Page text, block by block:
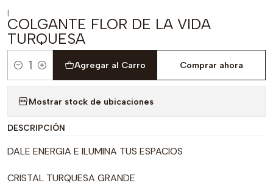
|
COLGANTE FLOR DE LA VIDA
TURQUESA
Cantidad
Agregar al Carro Comprar ahora
Mostrar stock de ubicaciones
DESCRIPCIÓN
DALE ENERGIA E ILUMINA TUS ESPACIOS
CRISTAL TURQUESA GRANDE